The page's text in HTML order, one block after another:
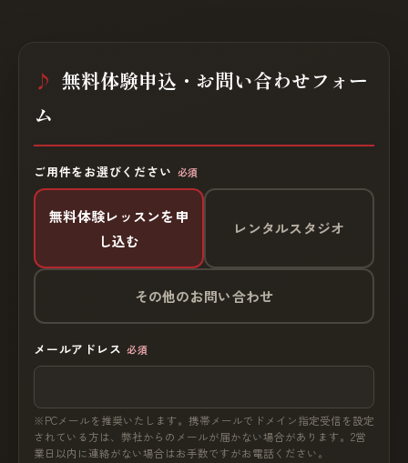
無料体験申込・お問い合わせフォー
ム
ご用件をお選びください 必須
無料体験レッスンを申
し込む
レンタルスタジオ
その他のお問い合わせ
メールアドレス 必須
※PCメールを推奨いたします。携帯メールでドメイン指定受信を設定
されている方は、弊社からのメールが届かない場合があります。2営
業日以内に連絡がない場合はお手数ですがお電話ください。